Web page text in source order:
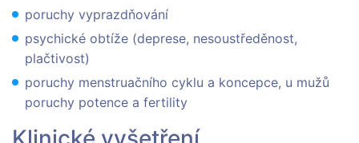
poruchy vyprazdňování
psychické obtíže (deprese, nesoustředěnost,
plačtivost)
poruchy menstruačního cyklu a koncepce, u mužů
poruchy potence a fertility